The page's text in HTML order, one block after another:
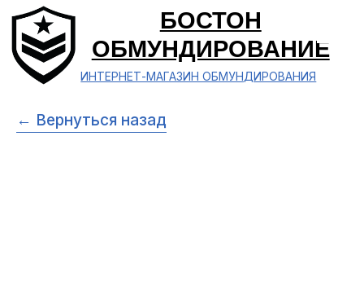
БОСТОН
ОБМУНДИРОВАНИЕ
ИНТЕРНЕТ-МАГАЗИН ОБМУНДИРОВАНИЯ
← Вернуться назад